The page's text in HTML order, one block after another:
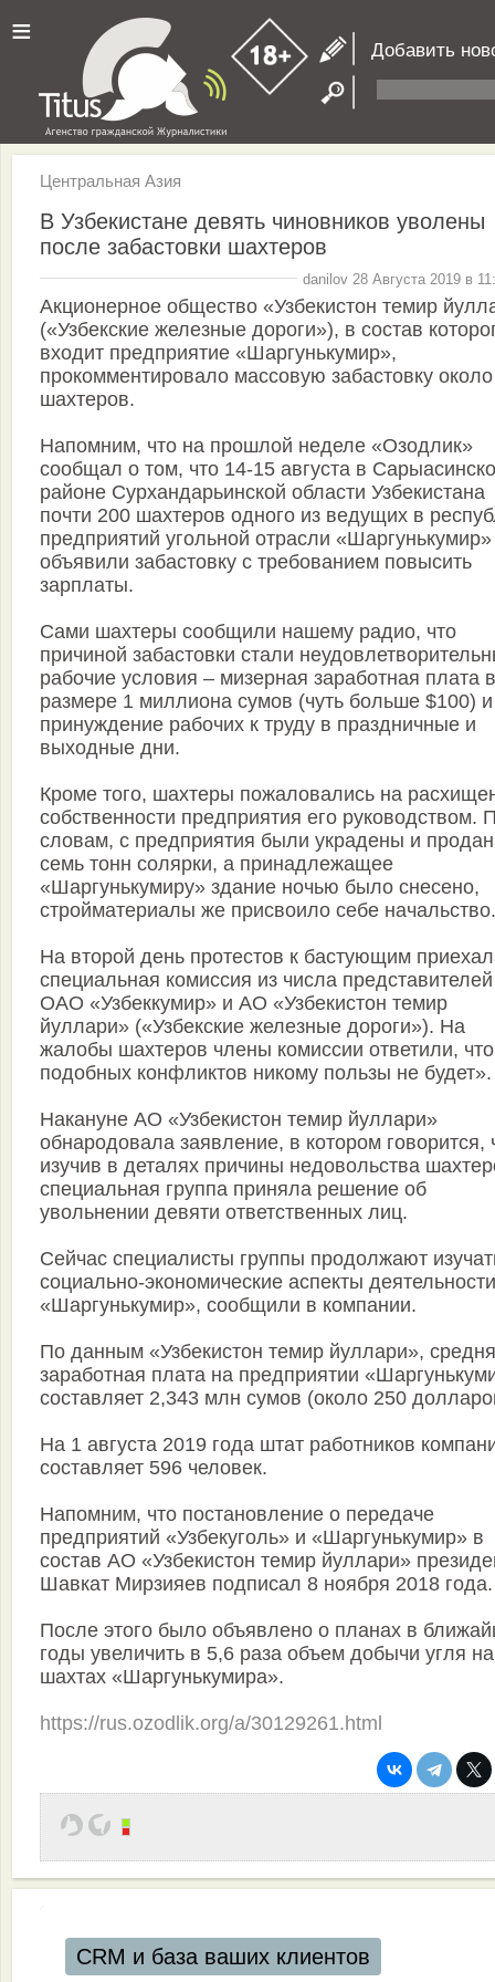
≡ Добавить
Центральная Азия
В Узбекистане девять чиновников уволены
после забастовки шахтеров
danilov 28 Августа 2019 в
Акционерное общество «Узбекистон темир
(«Узбекские железные дороги»), в состав
входит предприятие «Шаргунькумир»,
прокомментировало массовую забастовку
шахтеров.
Напомним, что на прошлой неделе «Озодлик»
сообщал о том, что 14-15 августа в
районе Сурхандарьинской области Узбекистана
почти 200 шахтеров одного из ведущих в
предприятий угольной отрасли «Шаргунькумир»
объявили забастовку с требованием повысить
зарплаты.
Сами шахтеры сообщили нашему радио, что
причиной забастовки стали
рабочие условия – мизерная заработная плата в
размере 1 миллиона сумов (чуть больше $100) и
принуждение рабочих к труду в праздничные и
выходные дни.
Кроме того, шахтеры пожаловались на
собственности предприятия его руководством.
словам, с предприятия были украдены и
семь тонн солярки, а принадлежащее
«Шаргунькумиру» здание ночью было снесено,
стройматериалы же присвоило себе начальство.
На второй день протестов к бастующим
специальная комиссия из числа представителей
ОАО «Узбеккумир» и АО «Узбекистон темир
йуллари» («Узбекские железные дороги»). На
жалобы шахтеров члены комиссии ответили,
подобных конфликтов никому пользы не будет».
Накануне АО «Узбекистон темир йуллари»
обнародовала заявление, в котором говорится,
изучив в деталях причины недовольства
специальная группа приняла решение об
увольнении девяти ответственных лиц.
Сейчас специалисты группы продолжают
социально-экономические аспекты деятельности
«Шаргунькумир», сообщили в компании.
По данным «Узбекистон темир йуллари»,
заработная плата на предприятии
составляет 2,343 млн сумов (около 250
На 1 августа 2019 года штат работников
составляет 596 человек.
Напомним, что постановление о передаче
предприятий «Узбекуголь» и «Шаргунькумир» в
состав АО «Узбекистон темир йуллари»
Шавкат Мирзияев подписал 8 ноября 2018 года.
После этого было объявлено о планах в
годы увеличить в 5,6 раза объем добычи угля на
шахтах «Шаргунькумира».
https://rus.ozodlik.org/a/30129261.html
CRM и база ваших клиентов